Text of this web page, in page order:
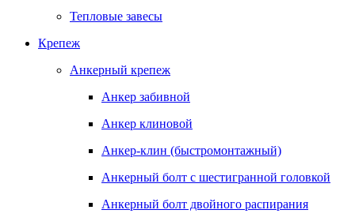
Тепловые завесы
Крепеж
Анкерный крепеж
Анкер забивной
Анкер клиновой
Анкер-клин (быстромонтажный)
Анкерный болт с шестигранной головкой
Анкерный болт двойного распирания